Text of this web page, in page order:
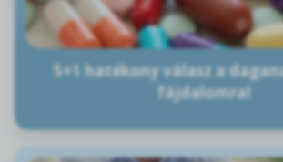
5+1 hatékony válasz a
fájdalomra!